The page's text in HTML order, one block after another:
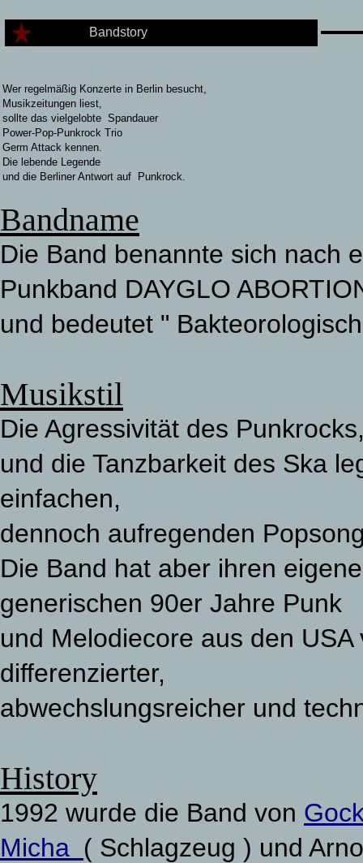
Bandstory
Wer regelmäßig Konzerte in Berlin besucht,
Musikzeitungen liest,
sollte das vielgelobte Spandauer
Power-Pop-Punkrock Trio
Germ Attack kennen.
Die lebende Legende
und die Berliner Antwort auf Punkrock.
Bandname
Die Band benannte sich nach
Punkband DAYGLO
und bedeutet "
Musikstil
Die Agressivität des
und die Tanzbarkeit des Ska
einfachen,
dennoch aufregenden
Die Band hat aber ihren
generischen 90er Jahre Punk
und Melodiecore aus den
differenzierter,
abwechslungsreicher und
History
1992 wurde die Band von
Micha ( Schlagzeug ) und